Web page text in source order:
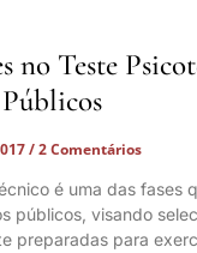
no Teste
2 Comentários
é uma das fases
públicos, visando
preparadas para